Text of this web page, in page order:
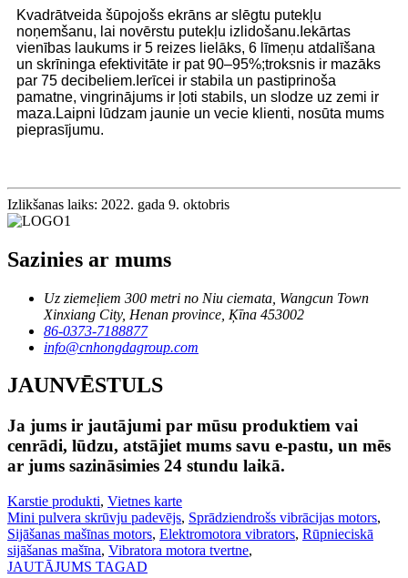
Kvadrātveida šūpojošs ekrāns ar slēgtu putekļu
noņemšanu, lai novērstu putekļu izlidošanu.Iekārtas
vienības laukums ir 5 reizes lielāks, 6 līmeņu atdalīšana
un skrīninga efektivitāte ir pat 90–95%;troksnis ir mazāks
par 75 decibeliem.Ierīcei ir stabila un pastiprinoša
pamatne, vingrinājums ir ļoti stabils, un slodze uz zemi ir
maza.Laipni lūdzam jaunie un vecie klienti, nosūta mums
pieprasījumu.
Izlikšanas laiks: 2022. gada 9. oktobris
Sazinies ar mums
Uz ziemeļiem 300 metri no Niu ciemata, Wangcun Town
Xinxiang City, Henan province, Ķīna 453002
86-0373-7188877
info@cnhongdagroup.com
JAUNVĒSTULS
Ja jums ir jautājumi par mūsu produktiem vai
cenrādi, lūdzu, atstājiet mums savu e-pastu, un mēs
ar jums sazināsimies 24 stundu laikā.
Karstie produkti, Vietnes karte
Mini pulvera skrūvju padevējs, Sprādziendrošs vibrācijas motors,
Sijāšanas mašīnas motors, Elektromotora vibrators, Rūpnieciskā
sijāšanas mašīna, Vibratora motora tvertne,
JAUTĀJUMS TAGAD